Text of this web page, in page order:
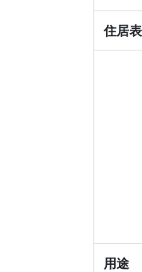
住居
用途